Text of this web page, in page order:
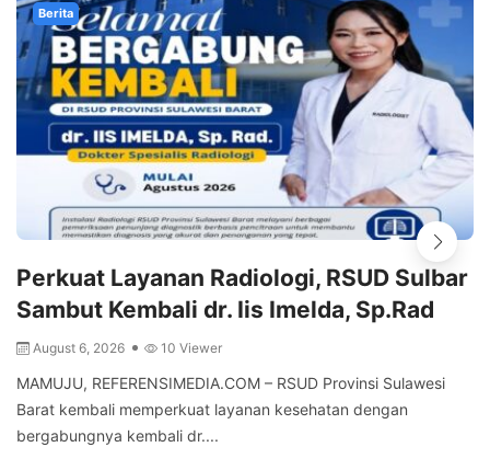
Berita
Perkuat Layanan Radiologi, RSUD Sulbar
Sambut Kembali dr. Iis Imelda, Sp.Rad
August 6, 2026 10 Viewer
MAMUJU, REFERENSIMEDIA.COM – RSUD Provinsi Sulawesi
Barat kembali memperkuat layanan kesehatan dengan
bergabungnya kembali dr....